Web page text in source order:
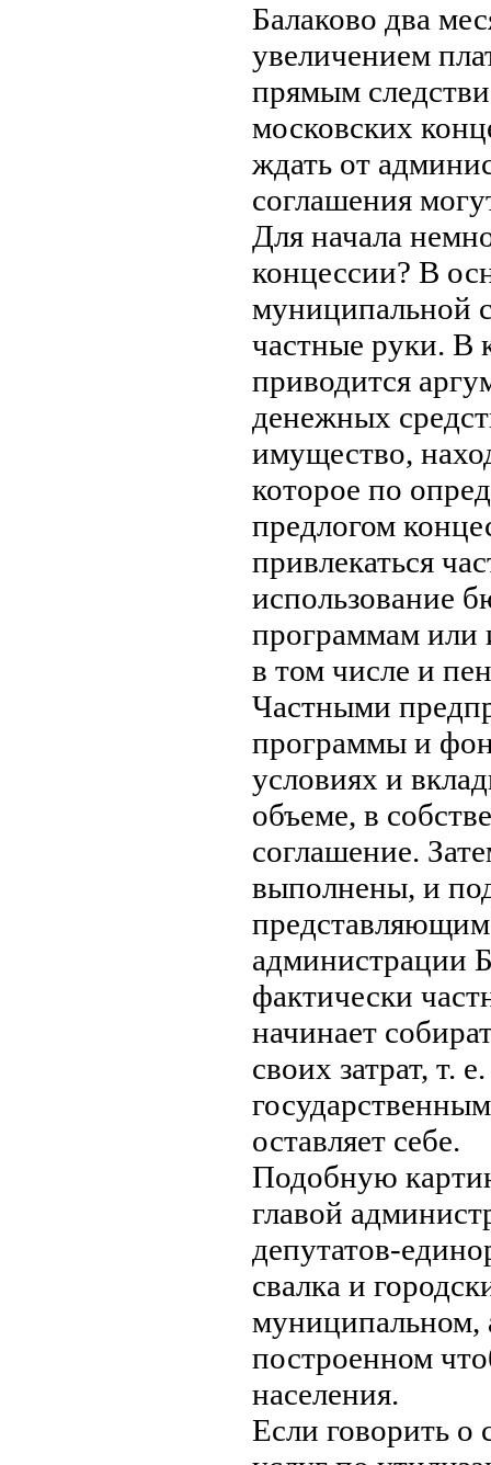
Балаково два
увеличением
прямым
московских
ждать от
соглашения
Для начала
концессии? В
муниципальной
частные руки. В
приводится
денежных
имущество,
которое по
предлогом
привлекаться
использование
программам или
в том числе и
Частными
программы и
условиях и
объеме, в
соглашение.
выполнены, и
представляющим
администрации
фактически
начинает
своих затрат, т.
оставляет себе.
Подобную
главой
депутатов-
свалка и
муниципальном,
построенном
населения.
Если говорить о